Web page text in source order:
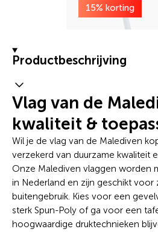
15% korting
Productbeschrijving
Vlag van de
kwaliteit &
Wil je de vlag van de Malediven
verzekerd van duurzame kwaliteit
Onze Malediven vlaggen worden
in Nederland en zijn geschikt voor
buitengebruik. Kies voor een
sterk Spun-Poly of ga voor een
hoogwaardige druktechnieken